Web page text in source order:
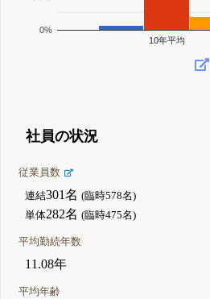
10年平均
0%
社員の状況
従業員数
連結301名(臨時578名)
単体282名(臨時475名)
平均勤続年数
11.08年
平均年齢